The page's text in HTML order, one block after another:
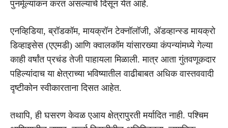
पुनर्मूल्यांकन करत असल्याचे दिसून येत आहे.
एनव्हिडिया, ब्रॉडकॉम, मायक्रॉन टेक्नॉलॉजी, अ‍ॅडव्हान्स्ड मायक्रो
डिव्हाइसेस (एएमडी) आणि क्वालकॉम यांसारख्या कंपन्यांमध्ये गेल्या
काही वर्षांत प्रचंड तेजी पाहायला मिळाली. मात्र आता गुंतवणूकदार
पहिल्यांदाच या क्षेत्राच्या भविष्यातील वाढीबाबत अधिक वास्तववादी
दृष्टीकोन स्वीकारताना दिसत आहेत.
तथापि, ही घसरण केवळ एआय क्षेत्रापुरती मर्यादित नाही. पश्चिम